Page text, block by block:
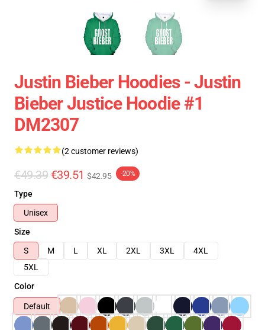
Justin Bieber Hoodies - Justin
Bieber Justice Hoodie #1
DM2307
(2 customer reviews)
€49.39 €39.51 $42.95 -20%
Type
Unisex
Size
S
M L XL 2XL 3XL
4XL
5XL
Color
Default